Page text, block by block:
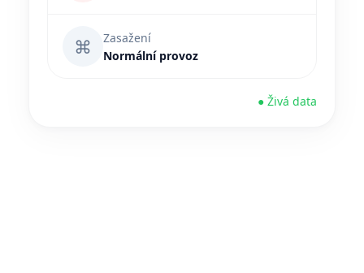
⌘
Zasažení
Normální provoz
● Živá data